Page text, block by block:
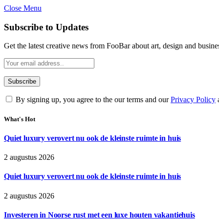
Close Menu
Subscribe to Updates
Get the latest creative news from FooBar about art, design and
By signing up, you agree to the our terms and ourPrivacy Policy
What's Hot
Quiet luxury verovert nu ook de kleinste ruimte in huis
2 augustus 2026
Quiet luxury verovert nu ook de kleinste ruimte in huis
2 augustus 2026
Investeren in Noorse rust met een luxe houten vakantiehuis